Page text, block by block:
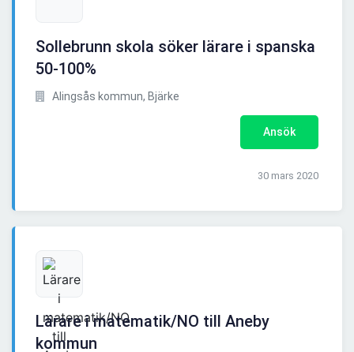
Sollebrunn skola söker lärare i spanska
50-100%
Alingsås kommun, Bjärke
Ansök
30 mars 2020
Lärare i matematik/NO till Aneby
kommun